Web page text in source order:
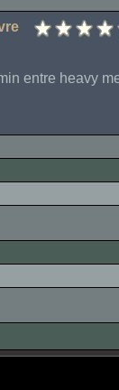
entre heavy